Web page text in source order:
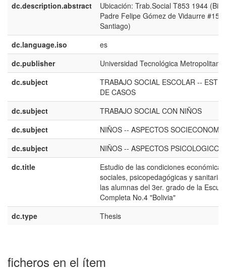
dc.description.abstract
Ubicación: Trab.Social T853 1944
Padre Felipe Gómez de Vidaurre
Santiago)
dc.language.iso
es
dc.publisher
Universidad Tecnológica Metropolitana
dc.subject
TRABAJO SOCIAL ESCOLAR --
DE CASOS
dc.subject
TRABAJO SOCIAL CON NIÑOS
dc.subject
NIÑOS -- ASPECTOS
dc.subject
NIÑOS -- ASPECTOS PSICOLOGICOS
dc.title
Estudio de las condiciones
sociales, psicopedagógicas y
las alumnas del 3er. grado de la
Completa No.4 "Bolivia"
dc.type
Thesis
ficheros en el ítem